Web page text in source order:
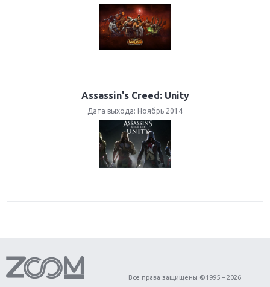
Assassin's Creed: Unity
Дата выхода: Ноябрь 2014
Все права защищены ©1995 – 2026